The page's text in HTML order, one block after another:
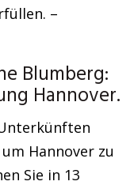
–
Blumberg:
Hannover.
Hannover zu
Sie in 13